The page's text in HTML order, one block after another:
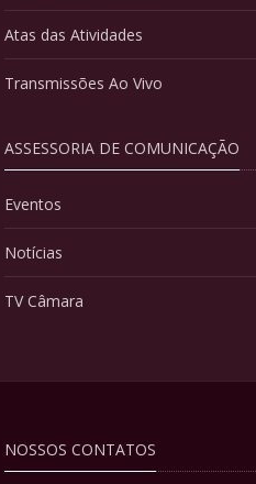
Atas das Atividades
Transmissões Ao Vivo
ASSESSORIA DE COMUNICAÇÃO
Eventos
Notícias
TV Câmara
NOSSOS CONTATOS